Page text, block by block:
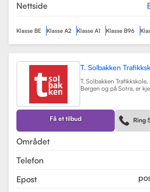
Nettside
Klasse BE Klasse A2 Klasse A1 Klasse B96
T. Solbakken
T. Solbakken
Bergen og på Sotra, er
Skolen tilbyr et bredt
førerkortklasser, inkludert
for personbil, klasse A,
motorsykler, samt klasse
Få et tilbud Ring
Området
Telefon
Epost